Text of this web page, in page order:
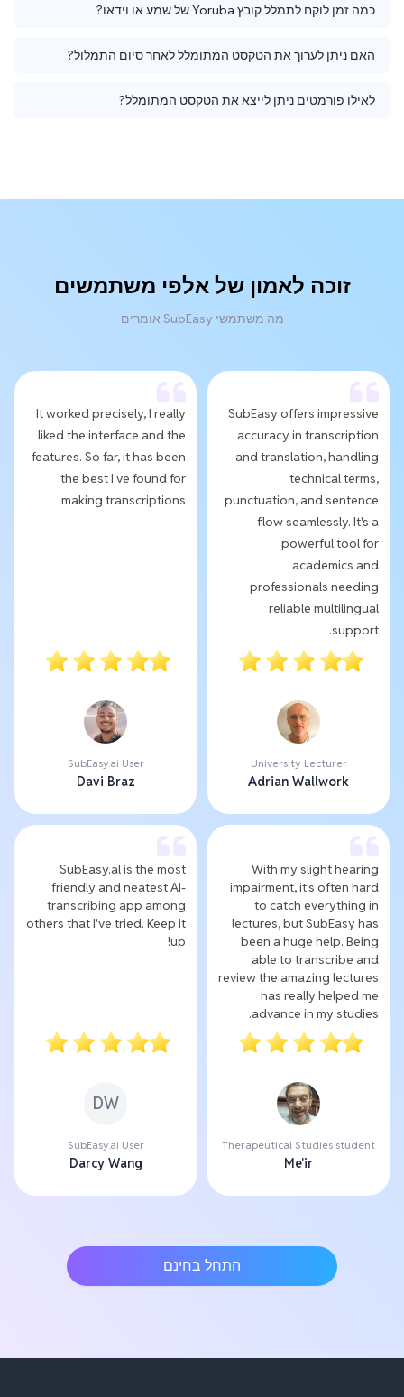
כמה זמן לוקח לתמלל קובץ Yoruba של שמע או וידאו?
האם ניתן לערוך את הטקסט המתומלל לאחר סיום התמלול?
לאילו פורמטים ניתן לייצא את הטקסט המתומלל?
זוכה לאמון של אלפי משתמשים
מה משתמשי SubEasy אומרים
SubEasy offers impressive
accuracy in transcription
and translation, handling
technical terms,
punctuation, and sentence
flow seamlessly. It's a
powerful tool for
academics and
professionals needing
reliable multilingual
support.
University Lecturer
Adrian Wallwork
It worked precisely, I really
liked the interface and the
features. So far, it has been
the best I've found for
making transcriptions.
SubEasy.ai User
Davi Braz
With my slight hearing
impairment, it's often hard
to catch everything in
lectures, but SubEasy has
been a huge help. Being
able to transcribe and
review the amazing lectures
has really helped me
advance in my studies.
Therapeutical Studies student
Me'ir
SubEasy.al is the most
friendly and neatest AI-
transcribing app among
others that I've tried. Keep it
up!
DW
SubEasy.ai User
Darcy Wang
התחל בחינם